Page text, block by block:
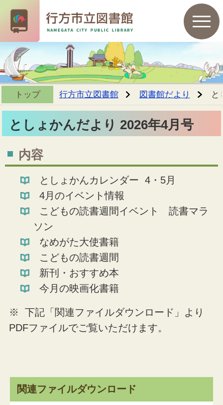
トップ 行方市立図書館 図書館だより と
としょかんだより 2026年4月号
内容
としょかんカレンダー 4・5月
4月のイベント情報
こどもの読書週間イベント 読書マラ
ソン
なめがた大使書籍
こどもの読書週間
新刊・おすすめ本
今月の映画化書籍
※ 下記「関連ファイルダウンロード」より
PDFファイルでご覧いただけます。
関連ファイルダウンロード